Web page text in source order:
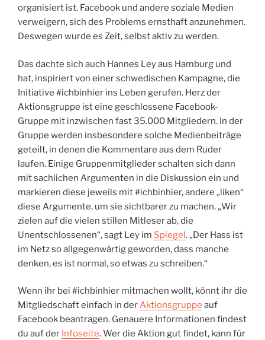
organisiert ist. Facebook und andere soziale Medien
verweigern, sich des Problems ernsthaft anzunehmen.
Deswegen wurde es Zeit, selbst aktiv zu werden.
Das dachte sich auch Hannes Ley aus Hamburg und
hat, inspiriert von einer schwedischen Kampagne, die
Initiative #ichbinhier ins Leben gerufen. Herz der
Aktionsgruppe ist eine geschlossene Facebook-
Gruppe mit inzwischen fast 35.000 Mitgliedern. In der
Gruppe werden insbesondere solche Medienbeiträge
geteilt, in denen die Kommentare aus dem Ruder
laufen. Einige Gruppenmitglieder schalten sich dann
mit sachlichen Argumenten in die Diskussion ein und
markieren diese jeweils mit #ichbinhier, andere „liken“
diese Argumente, um sie sichtbarer zu machen. „Wir
zielen auf die vielen stillen Mitleser ab, die
Unentschlossenen“, sagt Ley im Spiegel. „Der Hass ist
im Netz so allgegenwärtig geworden, dass manche
denken, es ist normal, so etwas zu schreiben.“
Wenn ihr bei #ichbinhier mitmachen wollt, könnt ihr die
Mitgliedschaft einfach in derAktionsgruppe auf
Facebook beantragen. Genauere Informationen findest
du auf der Infoseite. Wer die Aktion gut findet, kann für